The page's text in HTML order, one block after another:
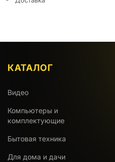
КАТАЛОГ
Видео
Компьютеры и
комплектующие
Бытовая техника
Для дома и дачи